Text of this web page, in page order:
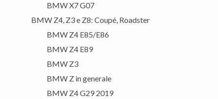
BMW X7 G07
BMW Z4, Z3 e Z8: Coupé, Roadster
BMW Z4 E85/E86
BMW Z4 E89
BMW Z3
BMW Z in generale
BMW Z4 G29 2019